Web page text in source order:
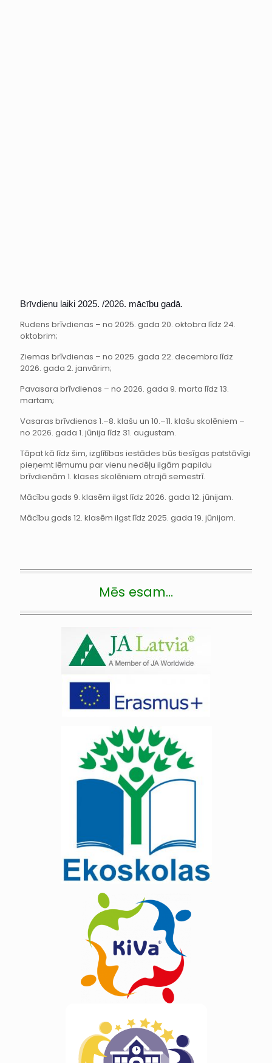
Brīvdienu laiki 2025. /2026. mācību gadā.
Rudens brīvdienas – no 2025. gada 20. oktobra līdz 24.
oktobrim;
Ziemas brīvdienas – no 2025. gada 22. decembra līdz
2026. gada 2. janvārim;
Pavasara brīvdienas – no 2026. gada 9. marta līdz 13.
martam;
Vasaras brīvdienas 1.–8. klašu un 10.–11. klašu skolēniem –
no 2026. gada 1. jūnija līdz 31. augustam.
Tāpat kā līdz šim, izglītības iestādes būs tiesīgas patstāvīgi
pieņemt lēmumu par vienu nedēļu ilgām papildu
brīvdienām 1. klases skolēniem otrajā semestrī.
Mācību gads 9. klasēm ilgst līdz 2026. gada 12. jūnijam.
Mācību gads 12. klasēm ilgst līdz 2025. gada 19. jūnijam.
Mēs esam…